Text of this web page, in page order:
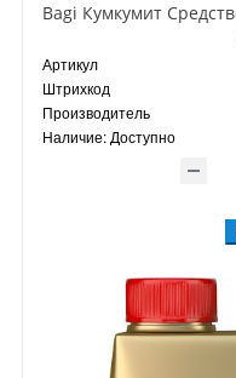
Артикул
Штрихкод
Производитель
Наличие: Доступно